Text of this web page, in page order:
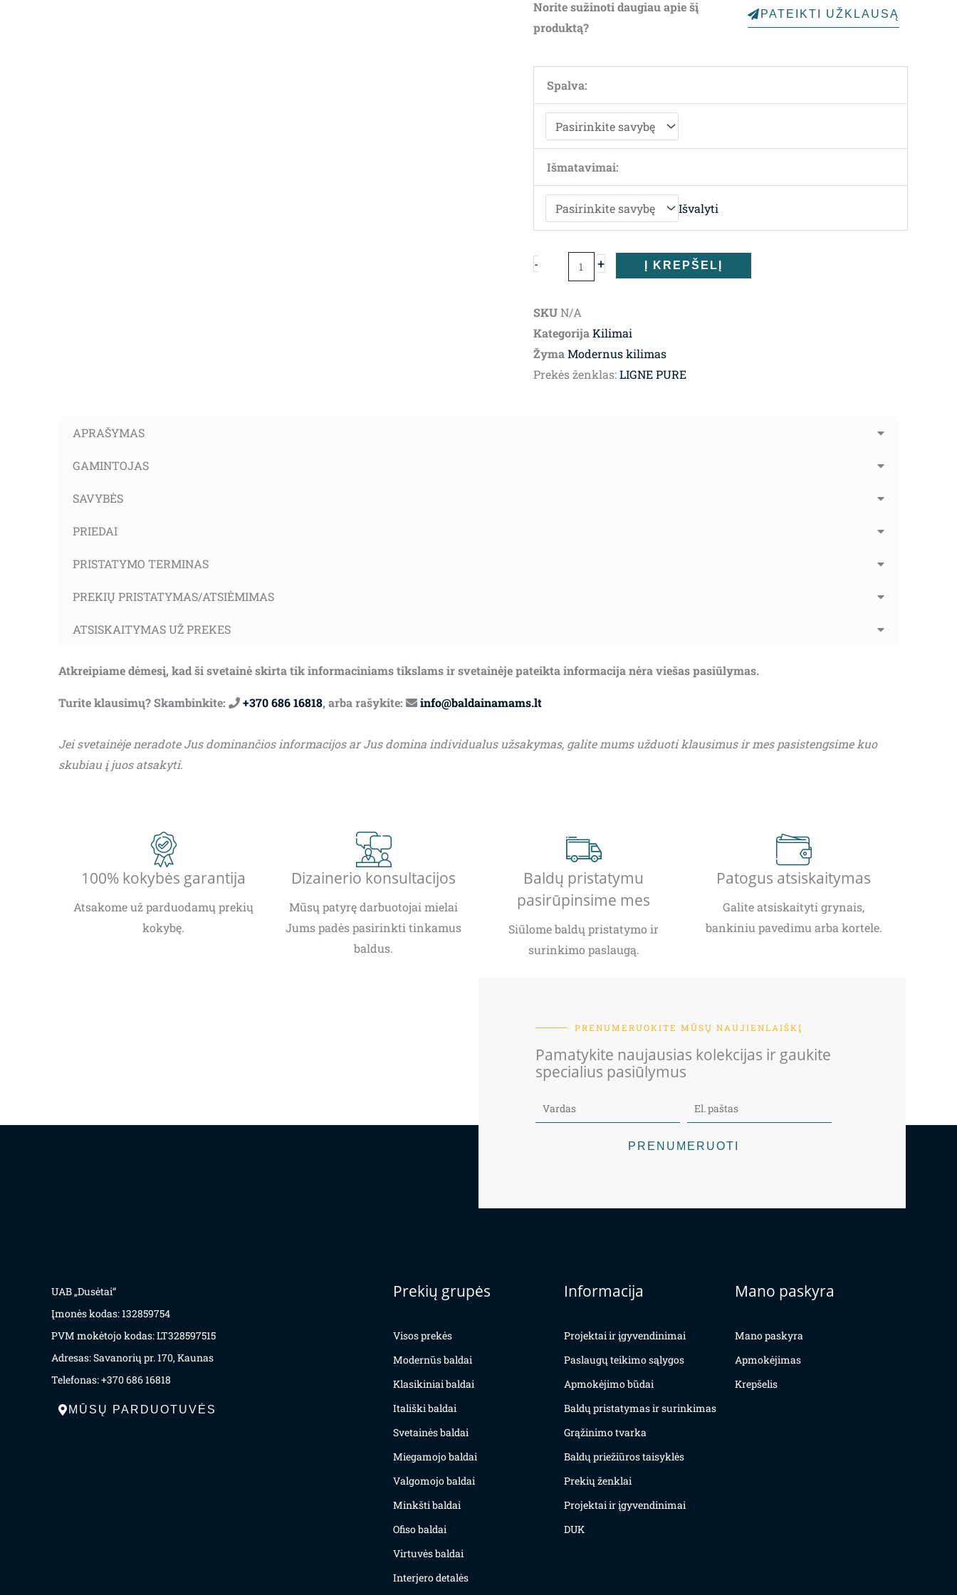
through
Norite sužinoti daugiau apie šį
produktą?
PATEIKTI UŽKLAUSĄ
Spalva:
Išmatavimai:
Išvalyti
-
kiekis:
Ligne
Pure
ERODE
+ Į KREPŠELĮ
SKUN/A
KategorijaKilimai
ŽymaModernus kilimas
Prekės ženklas:LIGNE PURE
APRAŠYMAS
GAMINTOJAS
SAVYBĖS
PRIEDAI
PRISTATYMO TERMINAS
PREKIŲ PRISTATYMAS/ATSIĖMIMAS
ATSISKAITYMAS UŽ PREKES
Atkreipiame dėmesį, kad ši svetainė skirta tik informaciniams tikslams ir svetainėje pateikta informacija nėra viešas pasiūlymas.
Turite klausimų? Skambinkite: +370 686 16818, arba rašykite: info@baldainamams.lt
Jei svetainėje neradote Jus dominančios informacijos ar Jus domina individualus užsakymas, galite mums užduoti klausimus ir mes pasistengsime kuo
skubiau į juos atsakyti.
100% kokybės garantija
Atsakome už parduodamų prekių
kokybę.
Dizainerio konsultacijos
Mūsų patyrę darbuotojai mielai
Jums padės pasirinkti tinkamus
baldus.
Baldų pristatymu
pasirūpinsime mes
Siūlome baldų pristatymo ir
surinkimo paslaugą.
Patogus atsiskaitymas
Galite atsiskaityti grynais,
bankiniu pavedimu arba kortele.
PRENUMERUOKITE MŪSŲ NAUJIENLAIŠKĮ
Pamatykite naujausias kolekcijas ir gaukite
specialius pasiūlymus
PRENUMERUOTI
UAB „Dusėtai“
Įmonės kodas: 132859754
PVM mokėtojo kodas: LT328597515
Adresas: Savanorių pr. 170, Kaunas
Telefonas: +370 686 16818
MŪSŲ PARDUOTUVĖS
Prekių grupės
Visos prekės
Modernūs baldai
Klasikiniai baldai
Itališki baldai
Svetainės baldai
Miegamojo baldai
Valgomojo baldai
Minkšti baldai
Ofiso baldai
Virtuvės baldai
Interjero detalės
Informacija
Projektai ir įgyvendinimai
Paslaugų teikimo sąlygos
Apmokėjimo būdai
Baldų pristatymas ir surinkimas
Grąžinimo tvarka
Baldų priežiūros taisyklės
Prekių ženklai
Projektai ir įgyvendinimai
DUK
Mano paskyra
Mano paskyra
Apmokėjimas
Krepšelis